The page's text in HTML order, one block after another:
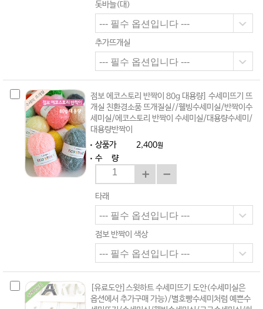
돗바늘(대)
추가뜨개실
점보 에코스토리 반짝이 80g 대용량] 수세미뜨기 뜨
개실 친환경소품 뜨개질실//웰빙수세미실/반짝이수
세미실/에코스토리 반짝이 수세미실/대용량수세미/
대용량반짝이
상품가
2,400원
수 량
타래
점보 반짝이 색상
[유료도안]스윗하트 수세미뜨기 도안(수세미실은
옵션에서 추가구매 가능)/별호빵수세미처럼 예쁜수